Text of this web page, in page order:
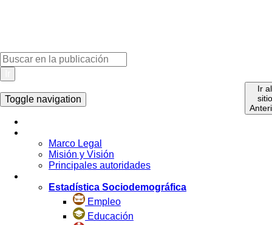
Ir al
sitio
Toggle navigation
Marco Legal
Misión y Visión
Principales autoridades
Estadística Sociodemográfica
Empleo
Educación